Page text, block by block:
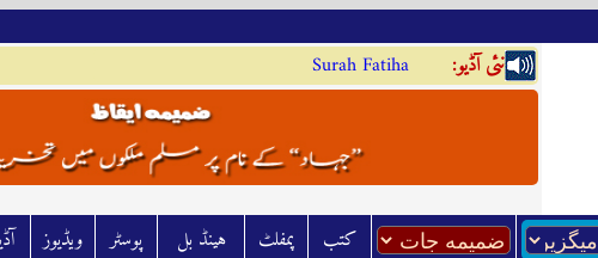
Surah Fatiha
:نئى آڈيو
ويڈيوز پوسٹر ہينڈ بل پمفلٹ کتب